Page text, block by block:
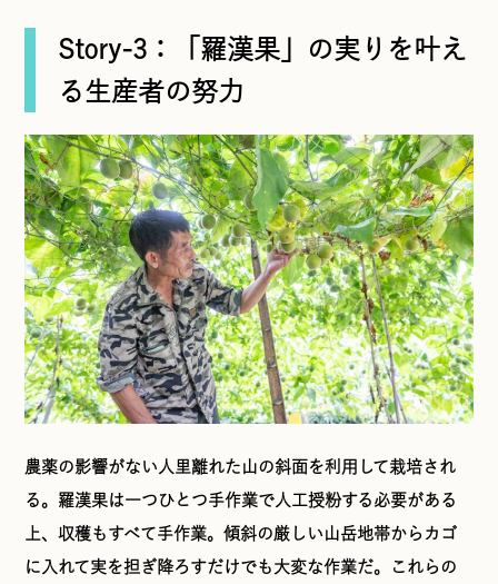
Story-3：「羅漢果」の実りを叶え
る生産者の努力
農薬の影響がない人里離れた山の斜面を利用して栽培され
る。羅漢果は一つひとつ手作業で人工授粉する必要がある
上、収穫もすべて手作業。傾斜の厳しい山岳地帯からカゴ
に入れて実を担ぎ降ろすだけでも大変な作業だ。これらの